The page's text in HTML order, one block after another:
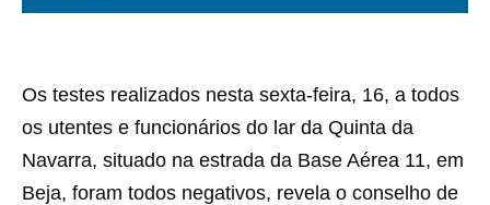
Os testes realizados nesta sexta-feira, 16, a todos
os utentes e funcionários do lar da Quinta da
Navarra, situado na estrada da Base Aérea 11, em
Beja, foram todos negativos, revela o conselho de